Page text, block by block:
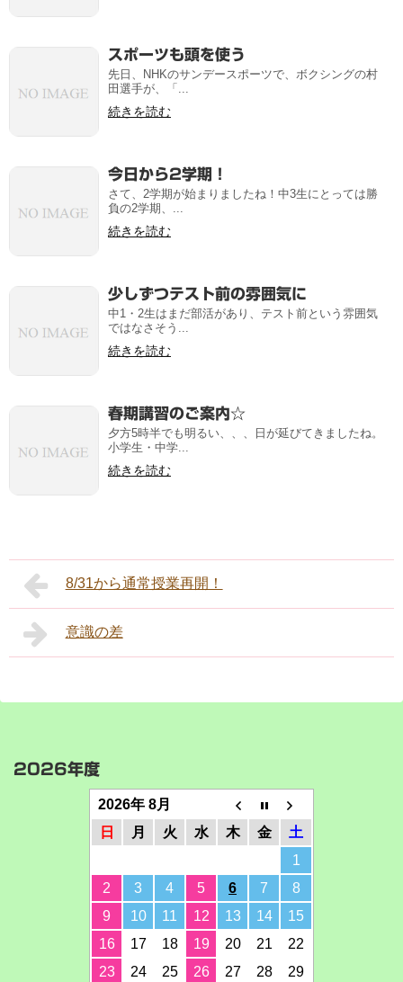
スポーツも頭を使う
先日、NHKのサンデースポーツで、ボクシングの村
田選手が、「...
続きを読む
今日から2学期！
さて、2学期が始まりましたね！中3生にとっては勝
負の2学期、...
続きを読む
少しずつテスト前の雰囲気に
中1・2生はまだ部活があり、テスト前という雰囲気
ではなさそう...
続きを読む
春期講習のご案内☆
夕方5時半でも明るい、、、日が延びてきましたね。
小学生・中学...
続きを読む
8/31から通常授業再開！
意識の差
2026年度
2026年 8月
日
月 火 水 木 金
土
1
2
3 4 5 6 7
8
9
10 11 12 13 14
15
16
17 18 19 20 21
22
23
24 25 26 27 28
29